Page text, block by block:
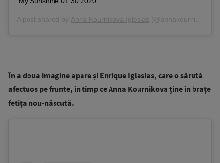
A post shared by Anna Kournikova Iglesias (@annakournikova) on
În a doua imagine apare și Enrique Iglesias, care o sărută
afectuos pe frunte, în timp ce Anna Kournikova ține în brațe
fetița nou-născută.